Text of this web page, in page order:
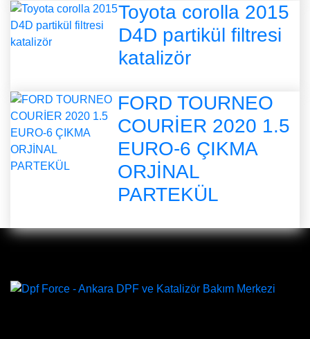
Toyota corolla 2015
D4D partikül filtresi
katalizör
FORD TOURNEO
COURİER 2020 1.5
EURO-6 ÇIKMA
ORJİNAL
PARTEKÜL